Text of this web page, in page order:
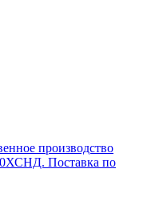
производство
Поставка по